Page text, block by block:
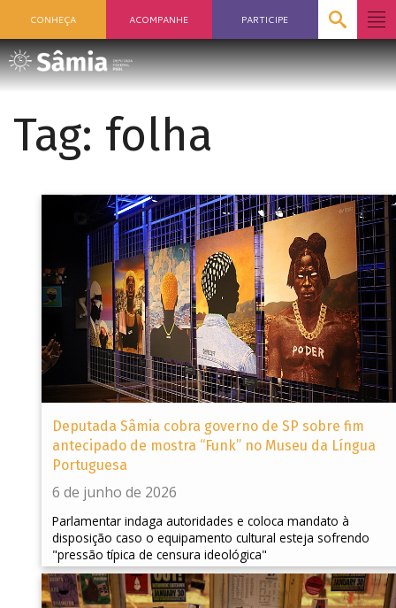
CONHEÇA ACOMPANHE PARTICIPE
Tag: folha
Deputada Sâmia cobra governo de SP sobre fim
antecipado de mostra “Funk” no Museu da Língua
Portuguesa
6 de junho de 2026
Parlamentar indaga autoridades e coloca mandato à
disposição caso o equipamento cultural esteja sofrendo
"pressão típica de censura ideológica"